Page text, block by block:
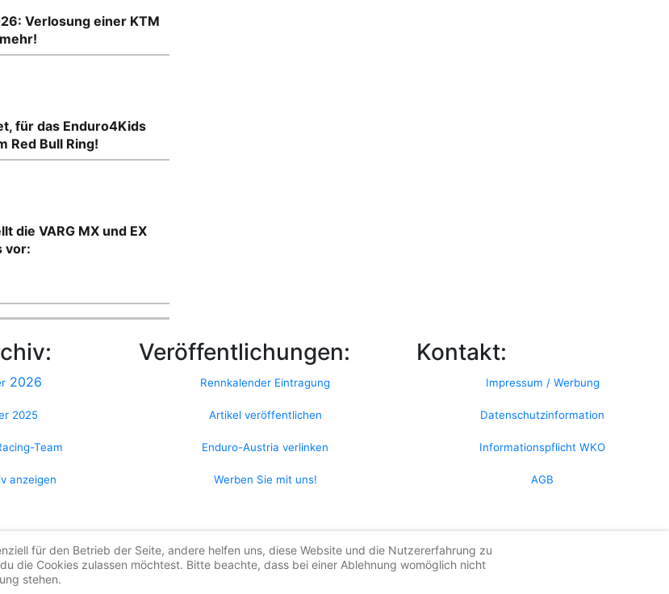
Verlosung einer KTM
für das Enduro4Kids
Red Bull Ring!
die VARG MX und EX
vor:
2026
2025
Team
anzeigen
Veröffentlichungen:
Rennkalender Eintragung
Artikel veröffentlichen
Enduro-Austria verlinken
Werben Sie mit uns!
Kontakt:
Impressum / Werbung
Datenschutzinformation
Informationspflicht WKO
AGB
Begriff "Enduro" auf Wikipedia
#wirlebenenduro #enduroaustriaracingteam
für den Betrieb der Seite, andere helfen uns, diese Website und die Nutzererfahrung zu
die Cookies zulassen möchtest. Bitte beachte, dass bei einer Ablehnung womöglich nicht
stehen.